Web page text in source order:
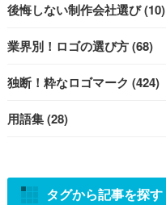
後悔しない制作会社選び (10)
業界別！ロゴの選び方 (68)
独断！粋なロゴマーク (424)
用語集 (28)
タグから記事を探す